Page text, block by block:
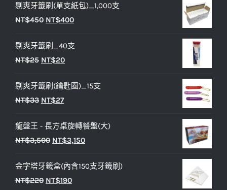
剔爽牙籤刷(單支紙包)_1,000支
NT$450 原
價
格：
NT$400目
價
剔爽牙籤刷_40支
NT$25 原
價
格：
NT$20目
價
剔爽牙籤刷(鑰匙圈)_15支
NT$33 原
價
格：
NT$27目
價
格：
龍盤王 - 長方桌旋轉餐盤(大)
NT$3,500 原
價
格：
NT$3,150目
價
金字塔牙籤盒(內含150支牙籤刷)
NT$220 原
NT$190目